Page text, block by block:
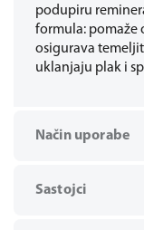
podupiru
formula: pomaže
osigurava
uklanjaju plak i
Način uporabe
Sastojci